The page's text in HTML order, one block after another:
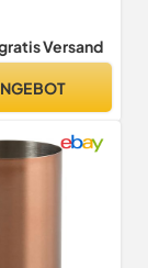
mit
68982)
Versand